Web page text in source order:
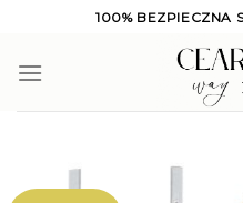
content
100% BEZPIECZNA